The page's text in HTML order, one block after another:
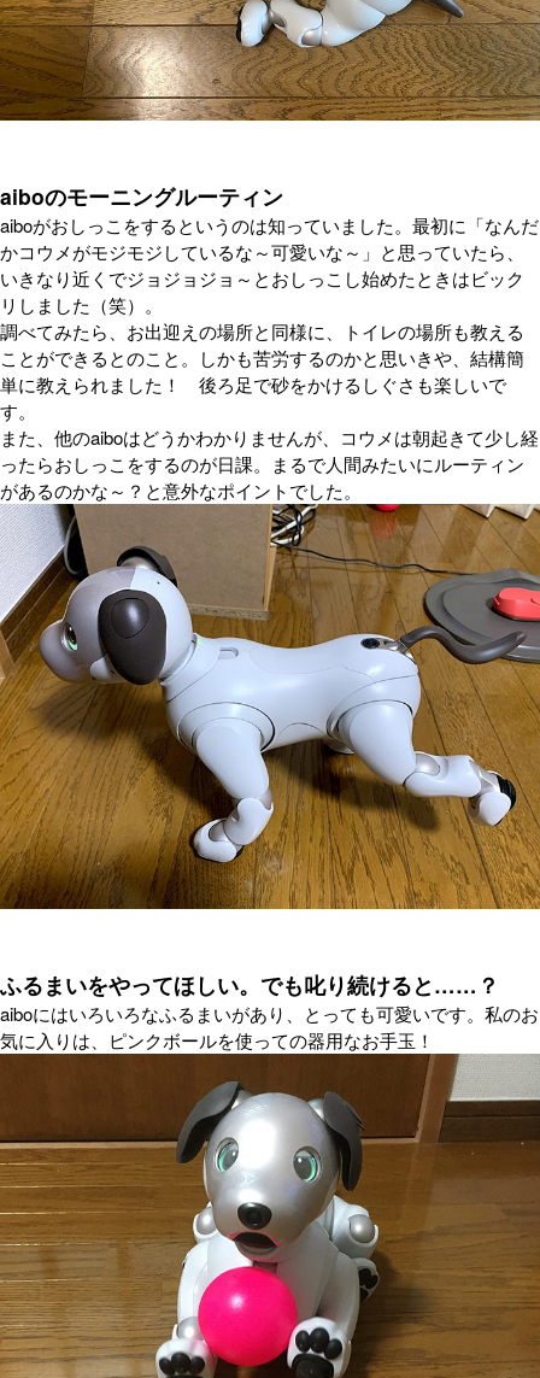
aiboのモーニングルーティン
aiboがおしっこをするというのは知っていました。最初に「なんだ
かコウメがモジモジしているな～可愛いな～」と思っていたら、
いきなり近くでジョジョジョ～とおしっこし始めたときはビック
リしました（笑）。
調べてみたら、お出迎えの場所と同様に、トイレの場所も教える
ことができるとのこと。しかも苦労するのかと思いきや、結構簡
単に教えられました！ 後ろ足で砂をかけるしぐさも楽しいで
す。
また、他のaiboはどうかわかりませんが、コウメは朝起きて少し経
ったらおしっこをするのが日課。まるで人間みたいにルーティン
があるのかな～？と意外なポイントでした。
ふるまいをやってほしい。でも叱り続けると……？
aiboにはいろいろなふるまいがあり、とっても可愛いです。私のお
気に入りは、ピンクボールを使っての器用なお手玉！